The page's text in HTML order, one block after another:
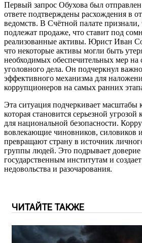
Первый запрос Обухова был
ответе подтверждены расхождения в
ведомств. В Счётной палате признали,
подлежат продаже, что ставит под
реализованные активы. Юрист Иван
что некоторые активы могли быть
необходимых обеспечительных мер на
уголовного дела. Он подчеркнул
эффективного механизма для
коррупционеров на самых ранних
Эта ситуация подчеркивает масштабы
которая становится серьезной угрозой
для национальной безопасности.
вовлекающие чиновников, силовиков
превращают страну в источник
группы людей. Это подрывает
государственным институтам и
недовольства и разочарования.
ЧИТАЙТЕ ТАКЖЕ